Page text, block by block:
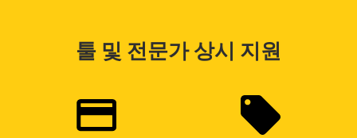
툴 및 전문가 상시 지원